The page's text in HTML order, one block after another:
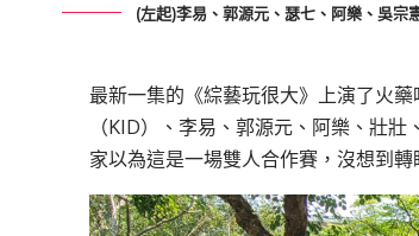
(左起)李易、郭源元、瑟七、阿樂、吳宗
最新一集的《綜藝玩很大》上演了火
（KID）、李易、郭源元、阿樂、壯
家以為這是一場雙人合作賽，沒想到